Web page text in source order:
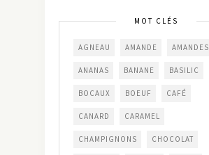
MOT CLÉS
AGNEAU AMANDE AMANDES
ANANAS BANANE BASILIC
BOCAUX BOEUF CAFÉ
CANARD CARAMEL
CHAMPIGNONS CHOCOLAT